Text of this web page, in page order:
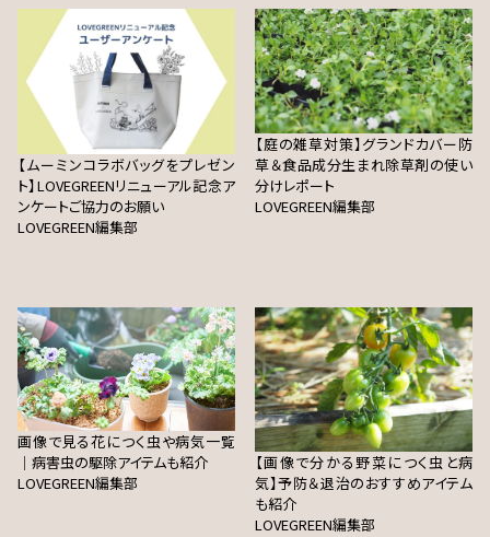
【ムーミンコラボバッグをプレゼン
ト】LOVEGREENリニューアル記念ア
ンケートご協力のお願い
LOVEGREEN編集部
【庭の雑草対策】グランドカバー防
草＆食品成分生まれ除草剤の使い
分けレポート
LOVEGREEN編集部
画像で見る花につく虫や病気一覧
｜病害虫の駆除アイテムも紹介
LOVEGREEN編集部
【画像で分かる野菜につく虫と病
気】予防＆退治のおすすめアイテム
も紹介
LOVEGREEN編集部